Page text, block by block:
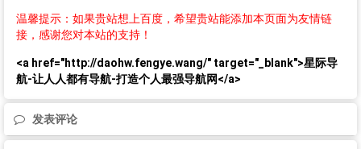
温馨提示：如果贵站想上百度，希望贵站能添加本页面为友情链
接，感谢您对本站的支持！
<a href="http://daohw.fengye.wang/" target="_blank">星际导
航-让人人都有导航-打造个人最强导航网</a>
发表评论